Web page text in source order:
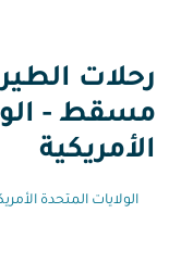
رحلات
مسقط -
الأمريكية
الولايات المتحدة